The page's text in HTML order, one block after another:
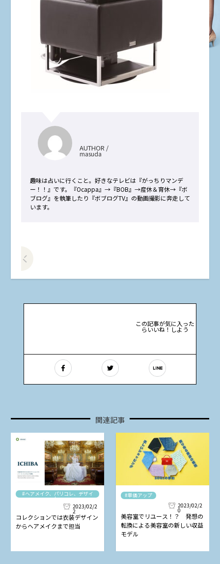
AUTHOR /
masuda
趣味は占いに行くこと。好きなテレビは『がっちりマンデ
ー！！』です。『Ocappa』→『BOB』→産休＆育休→『ボ
ブログ』を執筆したり『ボブログTV』の動画撮影に奔走して
います。
この記事が気に入った
らいいね！しよう
関連記事
#ヘアメイク、パリコレ、デザイ
ナー
2023/02/2
2
コレクションでは衣装デザイン
からヘアメイクまで担当
#単価アップ
2023/02/2
0
美容室でリユース！？ 発想の
転換による美容室の新しい収益
モデル